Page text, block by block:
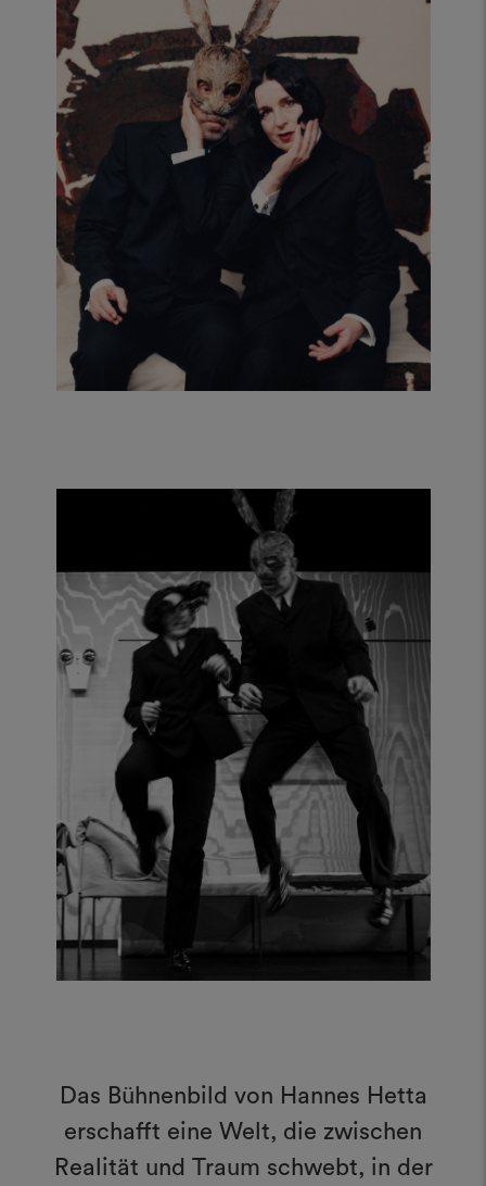
Das Bühnenbild von Hannes Hetta
erschafft eine Welt, die zwischen
Realität und Traum schwebt, in der